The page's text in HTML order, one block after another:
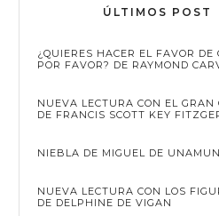
ÚLTIMOS POST
¿QUIERES HACER EL FAVOR DE
POR FAVOR? DE RAYMOND
NUEVA LECTURA CON EL GRAN
DE FRANCIS SCOTT KEY
NIEBLA DE MIGUEL DE
NUEVA LECTURA CON LOS
DE DELPHINE DE VIGAN